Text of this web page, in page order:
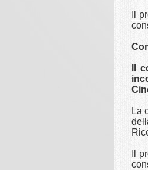
Il
Il
La
Il